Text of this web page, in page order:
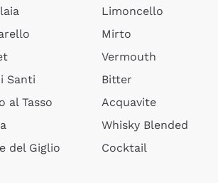
Santi
al Tasso
del Giglio
Limoncello
Mirto
Vermouth
Bitter
Acquavite
Whisky Blended
Cocktail